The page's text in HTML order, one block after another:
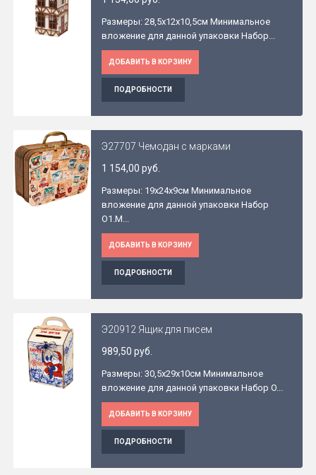
Размеры: 28,5x12x10,5см Минимальное
вложение для данной упаковки Набор...
ДОБАВИТЬ В КОРЗИНУ
ПОДРОБНОСТИ
Э27707 Чемодан с марками
1 154,00 руб.
Размеры: 19x24x9см Минимальное
вложение для данной упаковки Набор
O1.М...
ДОБАВИТЬ В КОРЗИНУ
ПОДРОБНОСТИ
Э20912 Ящик для писем
989,50 руб.
Размеры: 30,5x29x10см Минимальное
вложение для данной упаковки Набор O...
ДОБАВИТЬ В КОРЗИНУ
ПОДРОБНОСТИ